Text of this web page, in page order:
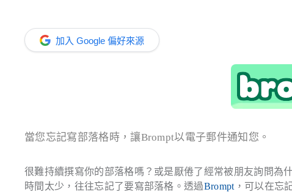
加入 Google 偏好來源
當您忘記寫部落格時，讓Brompt以電子郵件通知您。
很難持續撰寫你的部落格嗎？或是厭倦了經常被朋友詢問為
時間太少，往往忘記了要寫部落格。透過Brompt ，可以在忘